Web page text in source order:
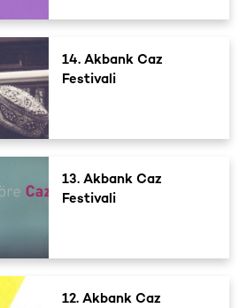
14. Akbank Caz
Festivali
13. Akbank Caz
Festivali
12. Akbank Caz